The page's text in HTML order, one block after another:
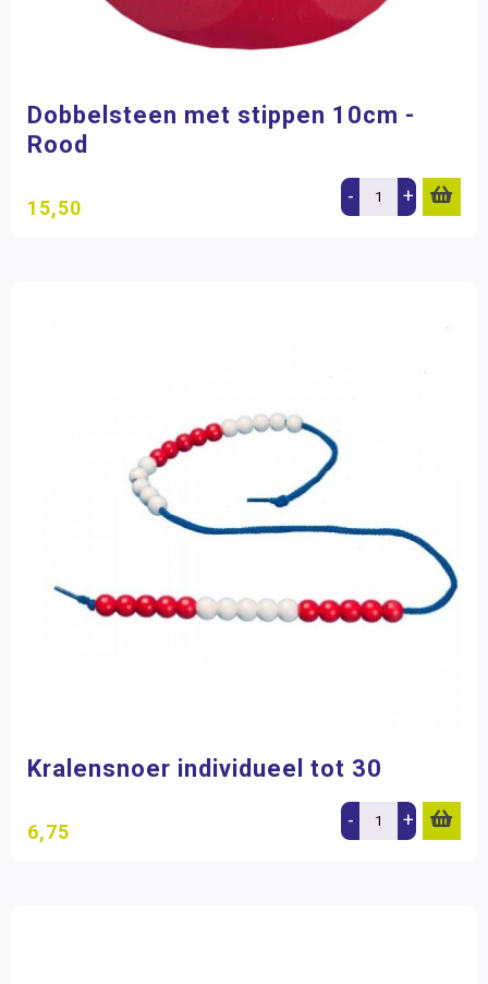
Dobbelsteen met stippen 10cm -
Rood
15,50 - +
Kralensnoer individueel tot 30
6,75 - +